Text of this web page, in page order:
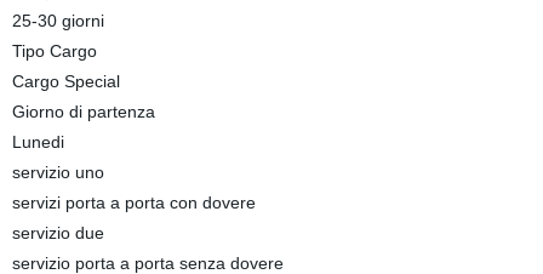
25-30 giorni
Tipo Cargo
Cargo Special
Giorno di partenza
Lunedi
servizio uno
servizi porta a porta con dovere
servizio due
servizio porta a porta senza dovere